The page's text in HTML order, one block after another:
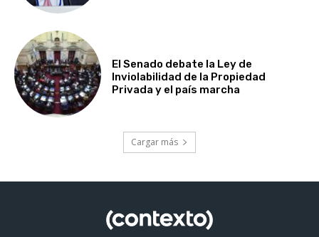
El Senado debate la Ley de
Inviolabilidad de la Propiedad
Privada y el país marcha
Cargar más